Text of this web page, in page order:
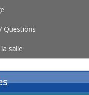
Questions
salle